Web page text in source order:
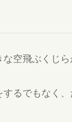
空飛ぶくじ
るでもなく